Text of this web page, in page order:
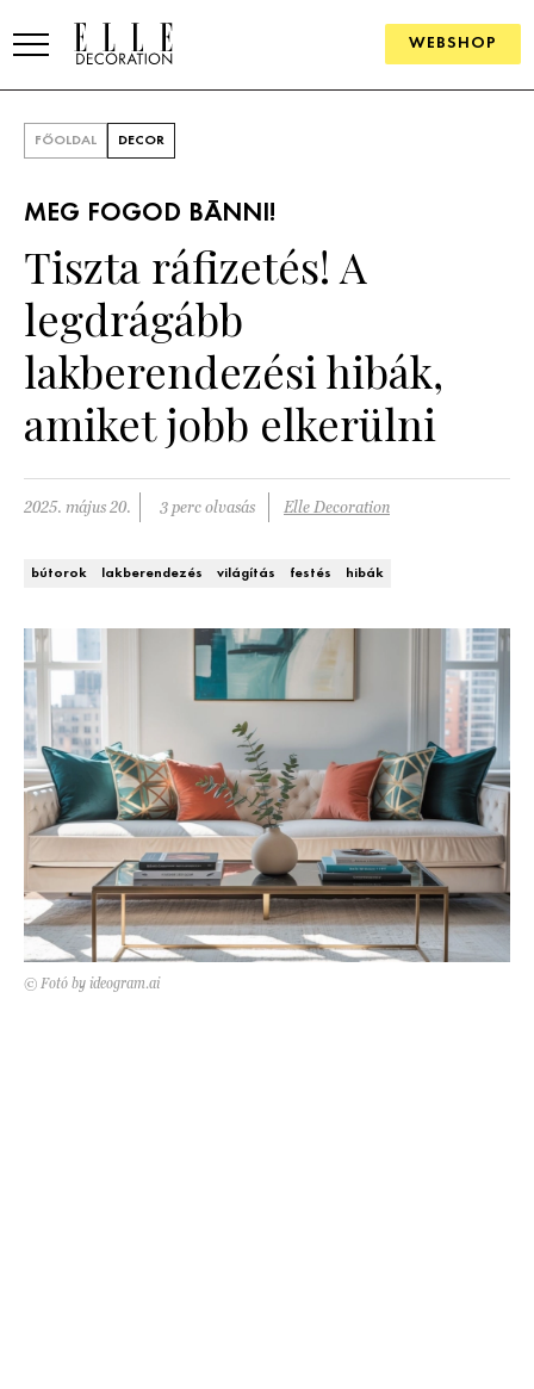
WEBSHOP
SZOBÁK
Konyha
Fürdőszoba
Nappali
Hálószoba
ÖTLETEK
Szállodák és vendégházak
Lakások
HÍRLEVÉL
FŐOLDAL DECOR
MEG FOGOD BÁNNI!
Tiszta ráfizetés! A
legdrágább
lakberendezési hibák,
amiket jobb elkerülni
2025. május 20. 3 perc olvasás Elle Decoration
bútorok lakberendezés világítás festés hibák
© Fotó by ideogram.ai